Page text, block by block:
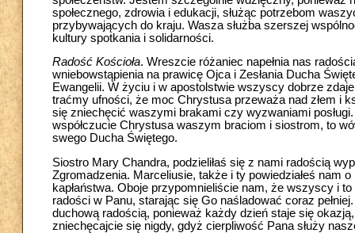
społecznego, zdrowia i edukacji, służąc potrzebom
przybywających do kraju. Wasza służba szerszej
kultury spotkania i solidarności.
Radość Kościoła. Wreszcie różaniec napełnia nas
wniebowstąpienia na prawicę Ojca i Zesłania Ducha
Ewangelii. W życiu i w apostolstwie wszyscy dobrze
traćmy ufności, że moc Chrystusa przeważa nad złem i
się zniechęcić waszymi brakami czy wyzwaniami
współczucie Chrystusa waszym braciom i siostrom, to
swego Ducha Świętego.
Siostro Mary Chandra, podzieliłaś się z nami radością
Zgromadzenia. Marceliusie, także i ty powiedziałeś nam
kapłaństwa. Oboje przypomnieliście nam, że wszyscy i
radości w Panu, starając się Go naśladować coraz
duchową radością, ponieważ każdy dzień staje się
zniechęcajcie się nigdy, gdyż cierpliwość Pana służy